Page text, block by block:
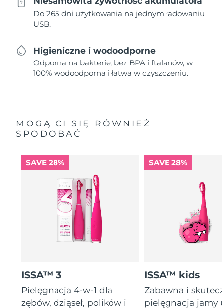
Do 265 dni użytkowania na jednym ładowaniu
USB.
Higieniczne i wodoodporne
Odporna na bakterie, bez BPA i ftalanów, w
100% wodoodporna i łatwa w czyszczeniu.
MOGĄ CI SIĘ RÓWNIEŻ
SPODOBAĆ
SAVE 28%
ISSA™ 3
Pielęgnacja 4-w-1 dla
zębów, dziąseł, polików i
SAVE 28%
ISSA™ kids
Zabawna i
pielęgnacja jamy